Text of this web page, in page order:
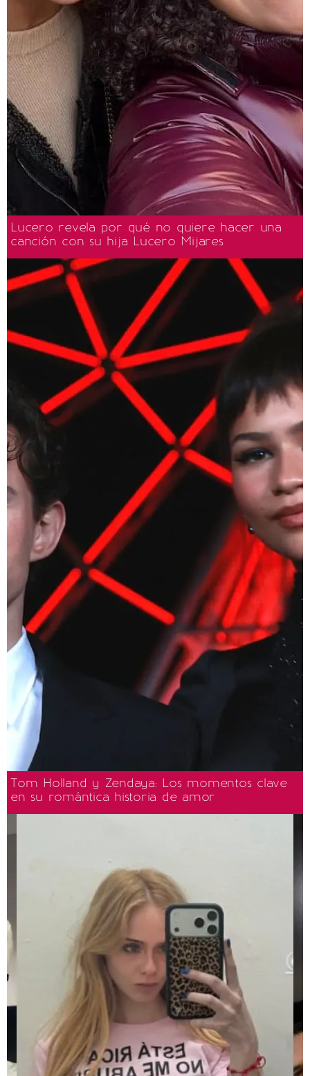
Lucero revela por qué no quiere hacer una
canción con su hija Lucero Mijares
Tom Holland y Zendaya: Los momentos clave
en su romántica historia de amor